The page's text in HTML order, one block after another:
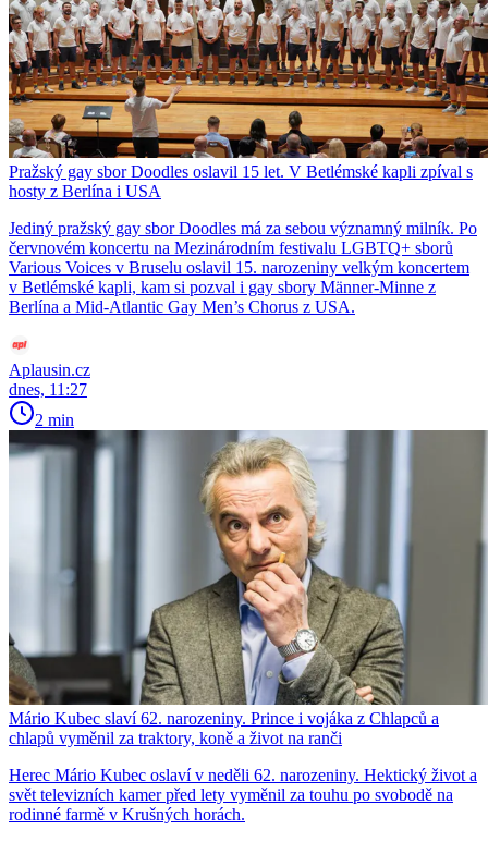
Pražský gay sbor Doodles oslavil 15 let. V Betlémské kapli zpíval s
hosty z Berlína i USA
Jediný pražský gay sbor Doodles má za sebou významný milník. Po
červnovém koncertu na Mezinárodním festivalu LGBTQ+ sborů
Various Voices v Bruselu oslavil 15. narozeniny velkým koncertem
v Betlémské kapli, kam si pozval i gay sbory Männer-Minne z
Berlína a Mid-Atlantic Gay Men’s Chorus z USA.
Aplausin.cz
dnes, 11:27
2 min
Mário Kubec slaví 62. narozeniny. Prince i vojáka z Chlapců a
chlapů vyměnil za traktory, koně a život na ranči
Herec Mário Kubec oslaví v neděli 62. narozeniny. Hektický život a
svět televizních kamer před lety vyměnil za touhu po svobodě na
rodinné farmě v Krušných horách.